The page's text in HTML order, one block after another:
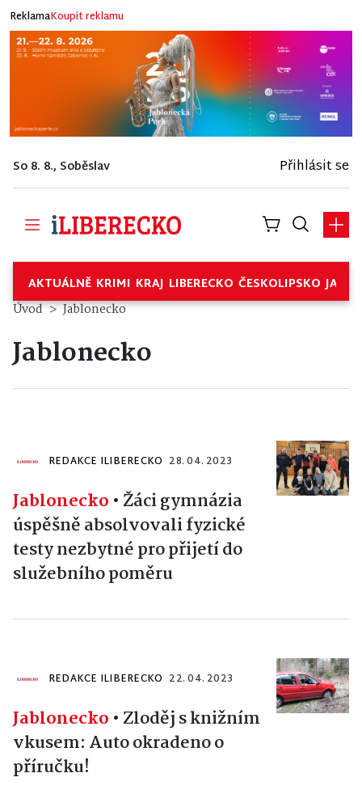
ReklamaKoupit reklamu
So 8. 8., Soběslav Přihlásit se
AKTUÁLNĚ KRIMI KRAJ LIBERECKO ČESKOLIPSKO
Úvod Jablonecko
Jablonecko
REDAKCE ILIBERECKO 28. 04. 2023
Jablonecko • Žáci gymnázia
úspěšně absolvovali fyzické
testy nezbytné pro přijetí do
služebního poměru
REDAKCE ILIBERECKO 22. 04. 2023
Jablonecko • Zloděj s knižním
vkusem: Auto okradeno o
příručku!